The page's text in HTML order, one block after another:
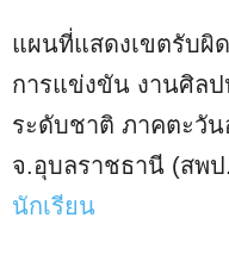
แผนที่แสดงเขตรับผิ
การแข่งขัน งานศิลป
ระดับชาติ ภาคตะวัน
จ.อุบลราชธานี (สพป
นักเรียน